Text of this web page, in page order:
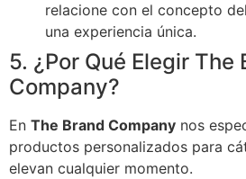
relacione con el concepto
una experiencia única.
5. ¿Por Qué Elegir The
Company?
En The Brand Company nos
productos personalizados para
elevan cualquier momento.